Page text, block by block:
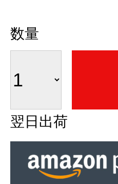
数量
翌日出荷